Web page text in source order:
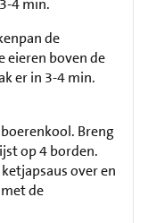
4 min.
de
eieren boven de
er in 3-4 min.
Breng
op 4 borden.
over en
de